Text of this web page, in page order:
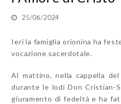
25/06/2024
Ieri la famiglia orionina ha
vocazione sacerdotale.
Al mattino, nella cappella
durante le lodi Don Cristian-
giuramento di fedeltà e ha